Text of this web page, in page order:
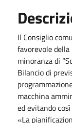
Il Consiglio
favorevole
minoranza di
Bilancio di
macchina
ed evitando
«La